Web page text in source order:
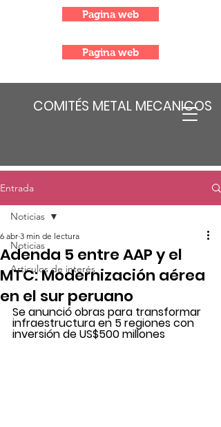
COMITÉS METAL MECANICOS
Pagina web
Pagina web
Entrada
Noticias
Articulos de interés
Noticias
Adenda 5 entre AAP y el
MTC: Modernización aérea
en el sur peruano
6 abr 3 min de lectura
Se anunció obras para transformar
infraestructura en 5 regiones con
inversión de US$500 millones